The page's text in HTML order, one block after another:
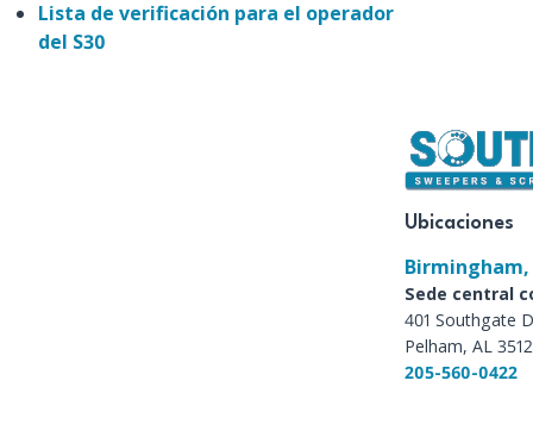
Lista de verificación para el operador
del S30
Ubicaciones
Sede central
401 Southgate
Pelham, AL
205-560-0422